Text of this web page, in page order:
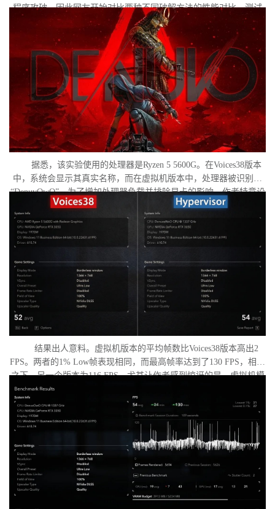
程序攻破。因此网友开始对比两种不同破解方法的性能对比。测试
作者决定验证，虚拟机管理程序是否真的会像许多玩家认为的那
样，导致明显的帧数下降。
据悉，该实验使用的处理器是Ryzen 5 5600G。在Voices38版本
中，系统会显示其真实名称，而在虚拟机版本中，处理器被识别为
“DenuvOwO”。为了增加处理器负载并排除显卡的影响，作者特意设
置了低分辨率，并将所有图形设置调至“极低”模式。两项测试均在相
同条件下进行：内存完整性和基于虚拟化的安全性（VBS）均已关
闭，并且两轮测试之间电脑甚至没有重启。
结果出人意料。虚拟机版本的平均帧数比Voices38版本高出2
FPS。两者的1% Low帧表现相同，而最高帧率达到了130 FPS，相比
之下，另一个版本为116 FPS。尤其让作者感到惊讶的是，虚拟机模
式下的优化竟如此之好。从理论上讲，额外的虚拟化层应该会给处
理器带来负担并降低性能，但实际上并没有发生这种情况。